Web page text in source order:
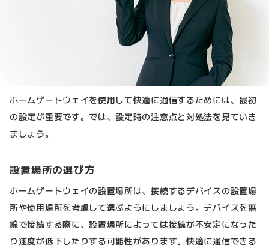
ホームゲートウェイを使用して快適に通信するためには、最初
の設定が重要です。では、設定時の注意点と対処法を見ていき
ましょう。
設置場所の選び方
ホームゲートウェイの設置場所は、接続するデバイスの設置場
所や使用場所を考慮して選ぶようにしましょう。デバイスを無
線で接続する際に、設置場所によっては接続が不安定になった
り速度が低下したりする可能性があります。快適に通信できる